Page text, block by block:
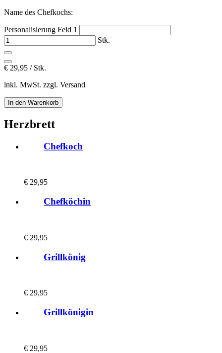
Name des Chefkochs:
Personalisierung Feld 1
Stk.
€ 29,95 / Stk.
inkl. MwSt. zzgl. Versand
Herzbrett
Chefkoch
€ 29,95
Chefköchin
€ 29,95
Grillkönig
€ 29,95
Grillkönigin
€ 29,95